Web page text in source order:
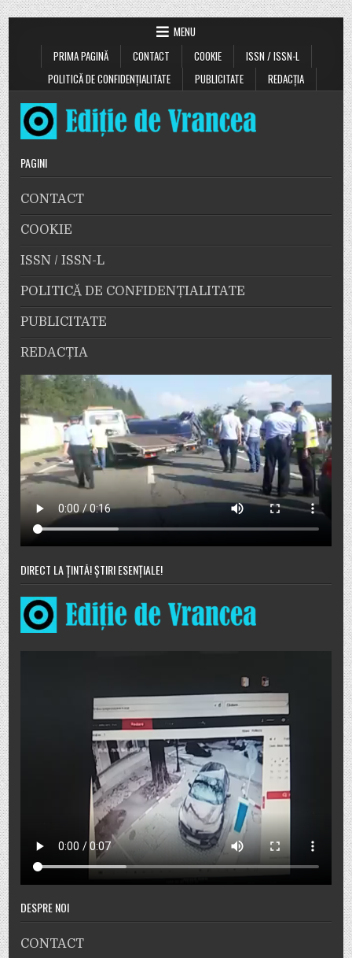
MENU
PRIMA PAGINĂ
CONTACT COOKIE
ISSN / ISSN-L
POLITICĂ DE CONFIDENȚIALITATE
PUBLICITATE REDACȚIA
PAGINI
CONTACT
COOKIE
ISSN / ISSN-L
POLITICĂ DE CONFIDENȚIALITATE
PUBLICITATE
REDACȚIA
DIRECT LA ȚINTĂ! ȘTIRI ESENȚIALE!
DESPRE NOI
CONTACT